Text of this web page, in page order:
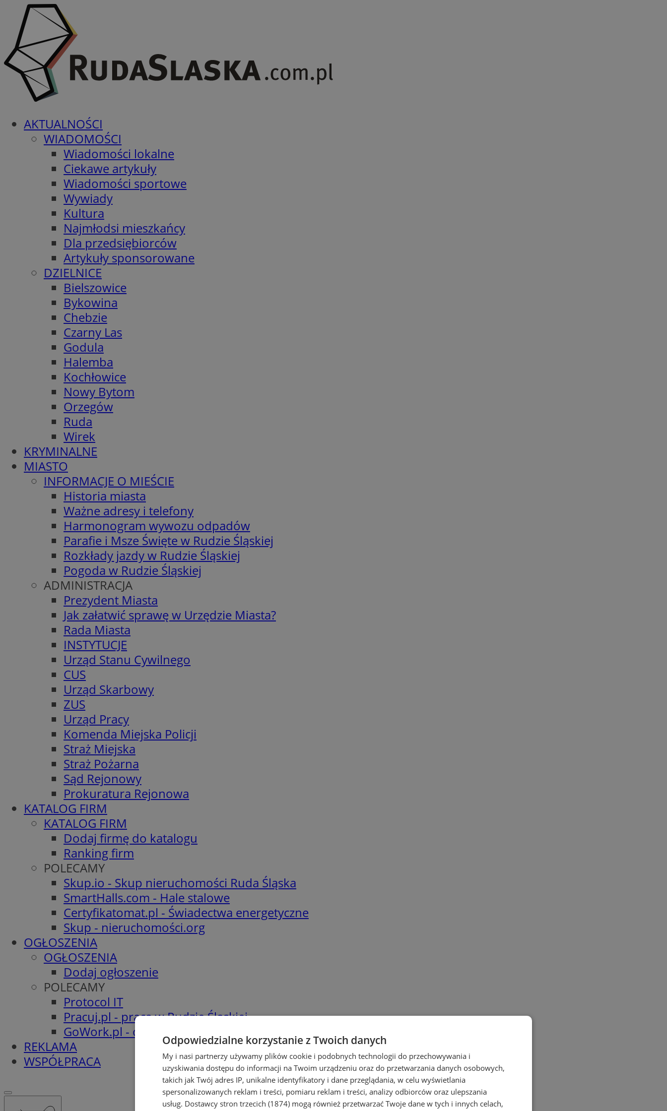
AKTUALNOŚCI
WIADOMOŚCI
Wiadomości lokalne
Ciekawe artykuły
Wiadomości sportowe
Wywiady
Kultura
Najmłodsi mieszkańcy
Dla przedsiębiorców
Artykuły sponsorowane
DZIELNICE
Bielszowice
Bykowina
Chebzie
Czarny Las
Godula
Halemba
Kochłowice
Nowy Bytom
Orzegów
Ruda
Wirek
KRYMINALNE
MIASTO
INFORMACJE O MIEŚCIE
Historia miasta
Ważne adresy i telefony
Harmonogram wywozu odpadów
Parafie i Msze Święte w Rudzie Śląskiej
Rozkłady jazdy w Rudzie Śląskiej
Pogoda w Rudzie Śląskiej
ADMINISTRACJA
Prezydent Miasta
Jak załatwić sprawę w Urzędzie Miasta?
Rada Miasta
INSTYTUCJE
Urząd Stanu Cywilnego
CUS
Urząd Skarbowy
ZUS
Urząd Pracy
Komenda Miejska Policji
Straż Miejska
Straż Pożarna
Sąd Rejonowy
Prokuratura Rejonowa
KATALOG FIRM
KATALOG FIRM
Dodaj firmę do katalogu
Ranking firm
POLECAMY
Skup.io - Skup nieruchomości Ruda Śląska
SmartHalls.com - Hale stalowe
Certyfikatomat.pl - Świadectwa energetyczne
Skup - nieruchomości.org
OGŁOSZENIA
OGŁOSZENIA
Dodaj ogłoszenie
POLECAMY
Protocol IT
Pracuj.pl - praca w Rudzie Śląskiej
GoWork.pl - oferty pracy
REKLAMA
WSPÓŁPRACA
Odpowiedzialne korzystanie z Twoich danych
My i nasi partnerzy używamy plików cookie i podobnych technologii do przechowywania i
uzyskiwania dostępu do informacji na Twoim urządzeniu oraz do przetwarzania danych osobowych,
takich jak Twój adres IP, unikalne identyfikatory i dane przeglądania, w celu wyświetlania
spersonalizowanych reklam i treści, pomiaru reklam i treści, analizy odbiorców oraz ulepszania
usług. Dostawcy stron trzecich (1874) mogą również przetwarzać Twoje dane w tych i innych celach,